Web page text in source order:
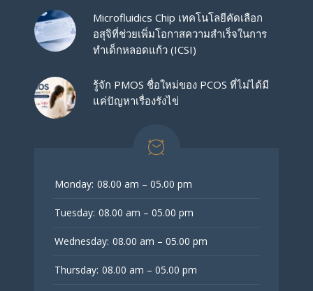
Microfluidics Chip เทคโนโลยีคัดเลือก
อสุจิที่ช่วยเพิ่มโอกาสความสำเร็จในการ
ทำเด็กหลอดแก้ว (ICSI)
รู้จัก PMOS ชื่อใหม่ของ PCOS ที่ไม่ได้มี
แค่ปัญหาเรื่องรังไข่
Monday: 08.00 am – 05.00 pm
Tuesday: 08.00 am – 05.00 pm
Wednesday: 08.00 am – 05.00 pm
Thursday: 08.00 am – 05.00 pm